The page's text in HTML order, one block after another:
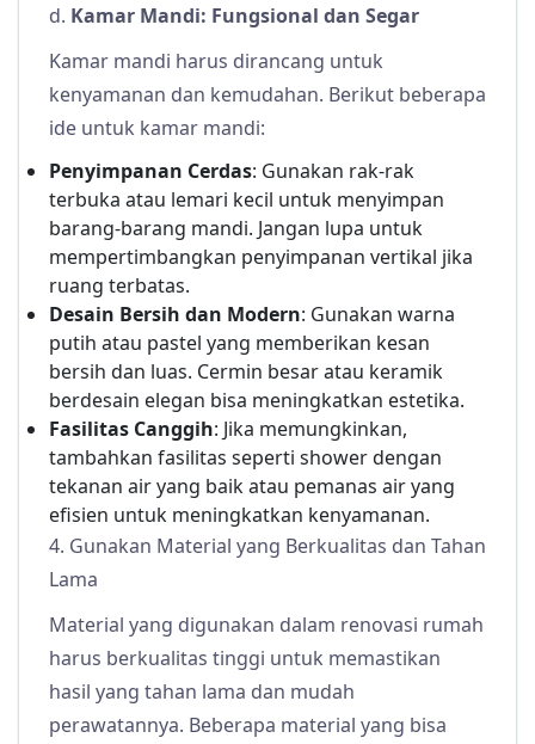
d. Kamar Mandi: Fungsional dan Segar
Kamar mandi harus dirancang untuk
kenyamanan dan kemudahan. Berikut beberapa
ide untuk kamar mandi:
Penyimpanan Cerdas: Gunakan rak-rak
terbuka atau lemari kecil untuk menyimpan
barang-barang mandi. Jangan lupa untuk
mempertimbangkan penyimpanan vertikal jika
ruang terbatas.
Desain Bersih dan Modern: Gunakan warna
putih atau pastel yang memberikan kesan
bersih dan luas. Cermin besar atau keramik
berdesain elegan bisa meningkatkan estetika.
Fasilitas Canggih: Jika memungkinkan,
tambahkan fasilitas seperti shower dengan
tekanan air yang baik atau pemanas air yang
efisien untuk meningkatkan kenyamanan.
4. Gunakan Material yang Berkualitas dan Tahan
Lama
Material yang digunakan dalam renovasi rumah
harus berkualitas tinggi untuk memastikan
hasil yang tahan lama dan mudah
perawatannya. Beberapa material yang bisa